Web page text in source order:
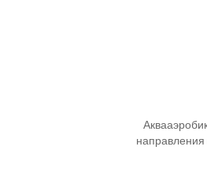
направления